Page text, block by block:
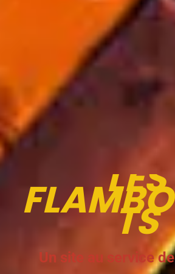
LES
TS
Un site au service